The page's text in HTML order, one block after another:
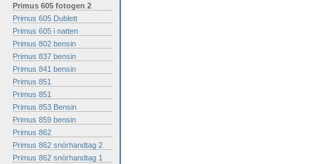
Primus 605 fotogen 2
Primus 605 Dublett
Primus 605 i natten
Primus 802 bensin
Primus 837 bensin
Primus 841 bensin
Primus 851
Primus 851
Primus 853 Bensin
Primus 859 bensin
Primus 862
Primus 862 snörhandtag 2
Primus 862 snörhandtag 1